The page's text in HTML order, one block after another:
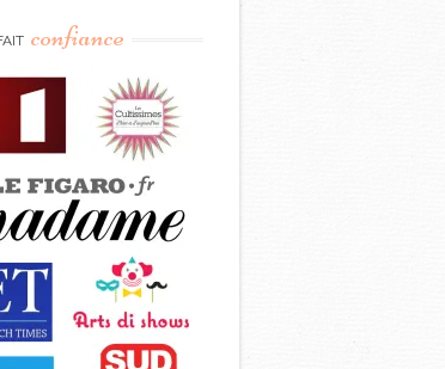
confiance